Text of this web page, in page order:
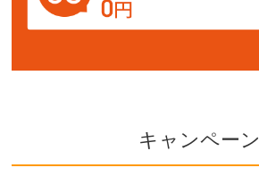
キャンペーン